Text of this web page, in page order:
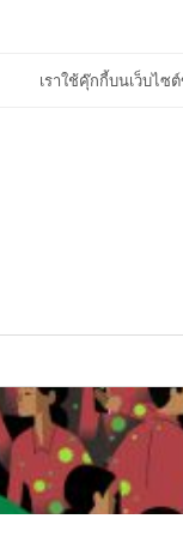
เราใช้คุ๊กกี้บนเว็บไซ